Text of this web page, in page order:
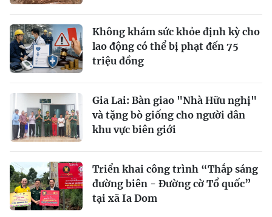
Không khám sức khỏe định kỳ cho
lao động có thể bị phạt đến 75
triệu đồng
Gia Lai: Bàn giao "Nhà Hữu nghị"
và tặng bò giống cho người dân
khu vực biên giới
Triển khai công trình “Thắp sáng
đường biên - Đường cờ Tổ quốc”
tại xã Ia Dom